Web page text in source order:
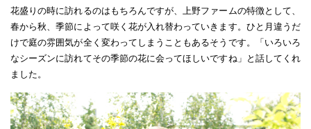
花盛りの時に訪れるのはもちろんですが、上野ファームの特徴として、
春から秋、季節によって咲く花が入れ替わっていきます。ひと月違うだ
けで庭の雰囲気が全く変わってしまうこともあるそうです。「いろいろ
なシーズンに訪れてその季節の花に会ってほしいですね」と話してくれ
ました。